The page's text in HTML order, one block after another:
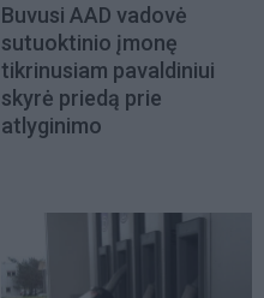
Buvusi AAD vadovė
sutuoktinio įmonę
tikrinusiam pavaldiniui
skyrė priedą prie
atlyginimo